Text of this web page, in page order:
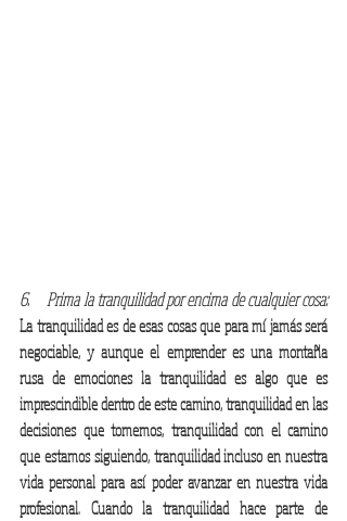
6.     Prima la tranquilidad por encima de cualquier cosa:
La tranquilidad es de esas cosas que para mí jamás será
negociable, y aunque el emprender es una montaña
rusa de emociones la tranquilidad es algo que es
imprescindible dentro de este camino, tranquilidad en las
decisiones que tomemos, tranquilidad con el camino
que estamos siguiendo, tranquilidad incluso en nuestra
vida personal para así poder avanzar en nuestra vida
profesional. Cuando la tranquilidad hace parte de